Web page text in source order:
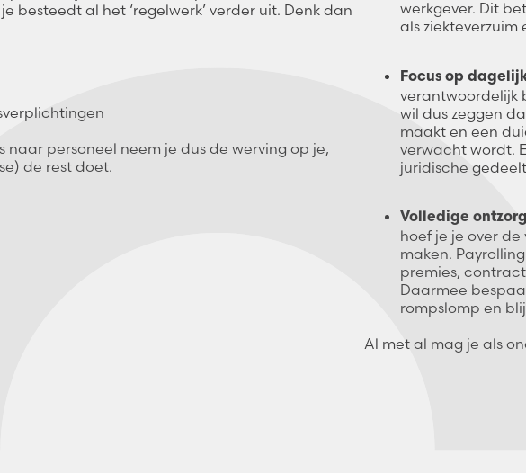
besteedt al het ‘regelwerk’ verder uit. Denk dan
naar personeel neem je dus de werving op je,
de rest doet.
werkgever. Dit
als
Focus op
verantwoordelijk
wil dus zeggen
maakt en een
verwacht wordt.
juridische
Volledige
hoef je je over
maken.
premies,
Daarmee
rompslomp en
Al met al mag je als